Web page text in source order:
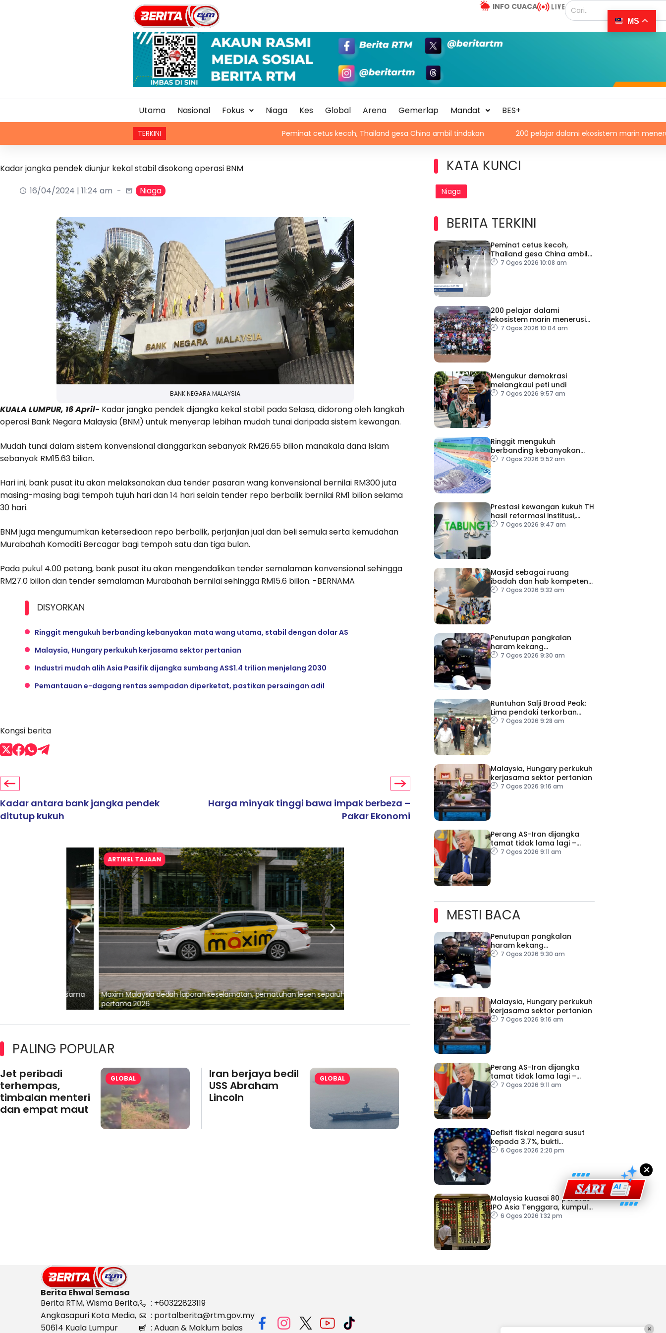
INFO CUACA
Utama Nasional Fokus Niaga Kes Global Arena Gemerlap Mandat BES+
TERKINI Peminat cetus kecoh, Thailand gesa China ambil tindakan 200 pelajar dalami ekosistem marin menerusi Blue
Kadar jangka pendek diunjur kekal stabil disokong operasi BNM
16/04/2024 | 11:24 am
Niaga
BANK NEGARA MALAYSIA
KUALA LUMPUR, 16 April- Kadar jangka pendek dijangka kekal stabil pada Selasa, didorong oleh langkah
operasi Bank Negara Malaysia (BNM) untuk menyerap lebihan mudah tunai daripada sistem kewangan.
Mudah tunai dalam sistem konvensional dianggarkan sebanyak RM26.65 bilion manakala dana Islam
sebanyak RM15.63 bilion.
Hari ini, bank pusat itu akan melaksanakan dua tender pasaran wang konvensional bernilai RM300 juta
masing-masing bagi tempoh tujuh hari dan 14 hari selain tender repo berbalik bernilai RM1 bilion selama
30 hari.
BNM juga mengumumkan ketersediaan repo berbalik, perjanjian jual dan beli semula serta kemudahan
Murabahah Komoditi Bercagar bagi tempoh satu dan tiga bulan.
Pada pukul 4.00 petang, bank pusat itu akan mengendalikan tender semalaman konvensional sehingga
RM27.0 bilion dan tender semalaman Murabahah bernilai sehingga RM15.6 bilion. -BERNAMA
DISYORKAN
Ringgit mengukuh berbanding kebanyakan mata wang utama, stabil dengan dolar AS
Malaysia, Hungary perkukuh kerjasama sektor pertanian
Industri mudah alih Asia Pasifik dijangka sumbang AS$1.4 trilion menjelang 2030
Pemantauan e-dagang rentas sempadan diperketat, pastikan persaingan adil
Kongsi berita
Kadar antara bank jangka pendek
ditutup kukuh
Harga minyak tinggi bawa impak berbeza –
Pakar Ekonomi
ARTIKEL TAJAAN
Maxim Malaysia dedah laporan keselamatan, pematuhan lesen separuh
pertama 2026
aminoVITAL® Bersama Pempengaruh Larian Antarabangsa
PALING POPULAR
Jet peribadi
terhempas,
timbalan menteri
dan empat maut
GLOBAL
Iran berjaya bedil
USS Abraham
Lincoln
GLOBAL
KATA KUNCI
Niaga
BERITA TERKINI
Peminat cetus kecoh,
Thailand gesa China ambil
tindakan
7 Ogos 2026 10:08 am
200 pelajar dalami
ekosistem marin menerusi
Blue School Malaysia
7 Ogos 2026 10:04 am
Mengukur demokrasi
melangkaui peti undi
7 Ogos 2026 9:57 am
Ringgit mengukuh
berbanding kebanyakan
mata wang utama, stabil
7 Ogos 2026 9:52 am
Prestasi kewangan kukuh TH
hasil reformasi institusi,
pelaksanaan syor RCI –
7 Ogos 2026 9:47 am
Masjid sebagai ruang
ibadah dan hab kompetensi
komuniti
7 Ogos 2026 9:32 am
Penutupan pangkalan
haram kekang
penyeludupan di Kelantan
7 Ogos 2026 9:30 am
Runtuhan Salji Broad Peak:
Lima pendaki terkorban
diberi penghormatan
7 Ogos 2026 9:28 am
Malaysia, Hungary perkukuh
kerjasama sektor pertanian
7 Ogos 2026 9:16 am
Perang AS–Iran dijangka
tamat tidak lama lagi –
Trump
7 Ogos 2026 9:11 am
MESTI BACA
Penutupan pangkalan
haram kekang
penyeludupan di Kelantan
7 Ogos 2026 9:30 am
Malaysia, Hungary perkukuh
kerjasama sektor pertanian
7 Ogos 2026 9:16 am
Perang AS–Iran dijangka
tamat tidak lama lagi –
Trump
7 Ogos 2026 9:11 am
Defisit fiskal negara susut
kepada 3.7%, bukti
keyakinan pelabur masih
6 Ogos 2026 2:20 pm
Malaysia kuasai 80 peratus
IPO Asia Tenggara, kumpul
AS$1.4 bilion separuh
6 Ogos 2026 1:32 pm
×
Berita Ehwal Semasa
Berita RTM, Wisma Berita,
Angkasapuri Kota Media,
50614 Kuala Lumpur
: +60322823119
: portalberita@rtm.gov.my
: Aduan & Maklum balas
MS
×